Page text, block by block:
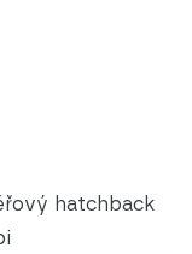
hatchback